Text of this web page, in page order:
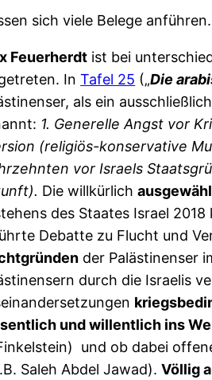
sich viele Belege
Feuerherdt ist bei
InTafel 25 („Die
als ein
1. Generelle Angst vor
(religiös-konservative
vor Israels
Die willkürlich
des Staates Israel
Debatte zu Flucht und
der Palästinenser
durch die Israelis
und willentlich ins
und ob dabei
Saleh Abdel Jawad).Völlig